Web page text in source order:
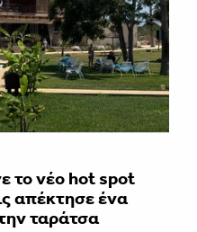
το νέο hot spot
απέκτησε ένα
ταράτσα